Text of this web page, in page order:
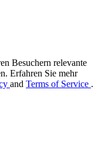
Besuchern relevante
Erfahren Sie mehr
and Terms of Service .